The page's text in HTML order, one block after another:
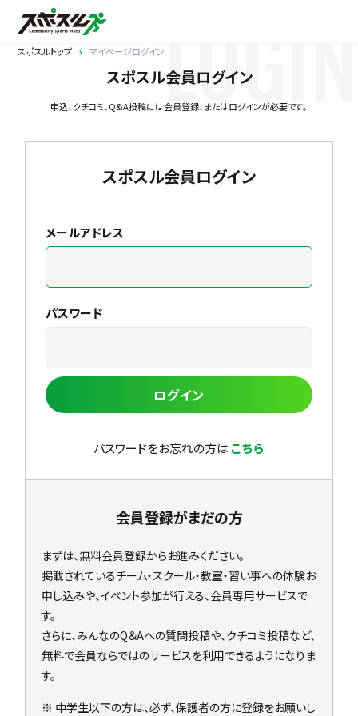
スポスルトップ マイページログイン
スポスル会員ログイン
申込、クチコミ、Q&A投稿には会員登録、またはログインが必要です。
LOGIN
スポスル会員ログイン
メールアドレス
パスワード
ログイン
パスワードをお忘れの方は こちら
会員登録がまだの方
まずは、無料会員登録からお進みください。
掲載されているチーム・スクール・教室・習い事への体験お
申し込みや、イベント参加が行える、会員専用サービスで
す。
さらに、みんなのQ＆Aへの質問投稿や、クチコミ投稿など、
無料で会員ならではのサービスを利用できるようになりま
す。
※ 中学生以下の方は、必ず、保護者の方に登録をお願いし